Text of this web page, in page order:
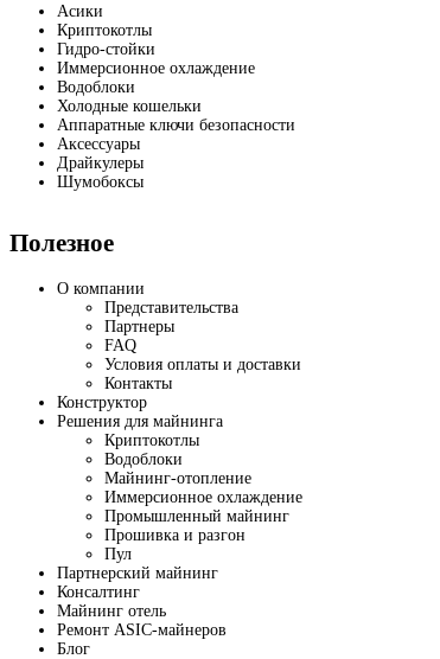
Асики
Криптокотлы
Гидро-стойки
Иммерсионное охлаждение
Водоблоки
Холодные кошельки
Аппаратные ключи безопасности
Аксессуары
Драйкулеры
Шумобоксы
Полезное
О компании
Представительства
Партнеры
FAQ
Условия оплаты и доставки
Контакты
Конструктор
Решения для майнинга
Криптокотлы
Водоблоки
Майнинг-отопление
Иммерсионное охлаждение
Промышленный майнинг
Прошивка и разгон
Пул
Партнерский майнинг
Консалтинг
Майнинг отель
Ремонт ASIC-майнеров
Блог